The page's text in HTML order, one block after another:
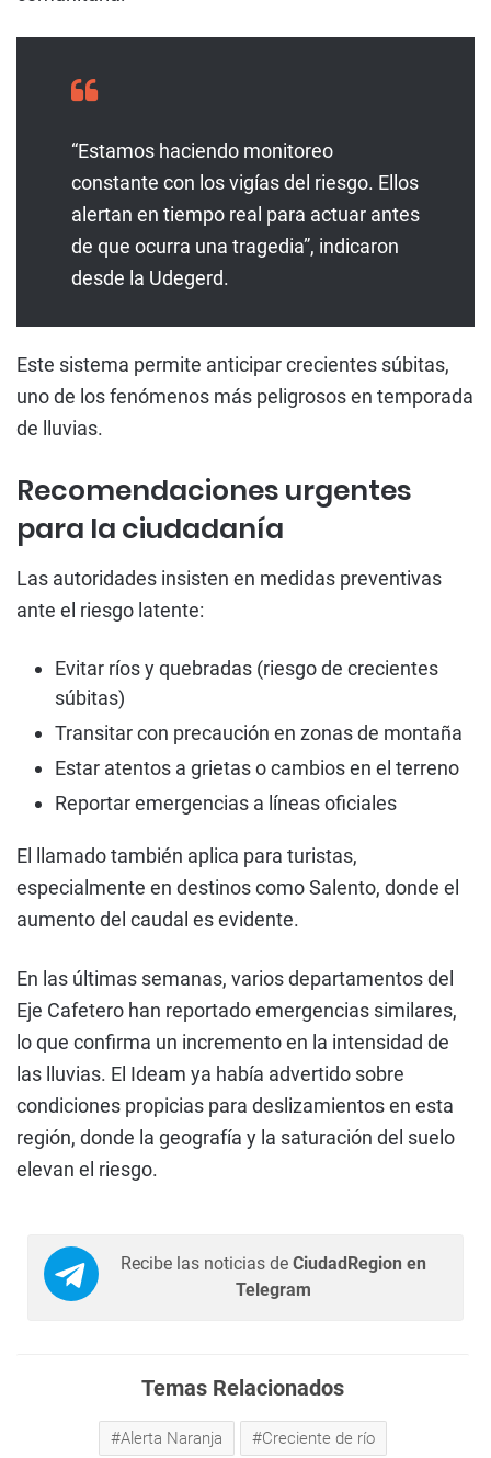
“Estamos haciendo monitoreo
constante con los vigías del riesgo. Ellos
alertan en tiempo real para actuar antes
de que ocurra una tragedia”, indicaron
desde la Udegerd.
Este sistema permite anticipar crecientes súbitas,
uno de los fenómenos más peligrosos en temporada
de lluvias.
Recomendaciones urgentes
para la ciudadanía
Las autoridades insisten en medidas preventivas
ante el riesgo latente:
Evitar ríos y quebradas (riesgo de crecientes
súbitas)
Transitar con precaución en zonas de montaña
Estar atentos a grietas o cambios en el terreno
Reportar emergencias a líneas oficiales
El llamado también aplica para turistas,
especialmente en destinos como Salento, donde el
aumento del caudal es evidente.
En las últimas semanas, varios departamentos del
Eje Cafetero han reportado emergencias similares,
lo que confirma un incremento en la intensidad de
las lluvias. El Ideam ya había advertido sobre
condiciones propicias para deslizamientos en esta
región, donde la geografía y la saturación del suelo
elevan el riesgo.
Recibe las noticias de CiudadRegion en
Telegram
Temas Relacionados
Alerta Naranja Creciente de río